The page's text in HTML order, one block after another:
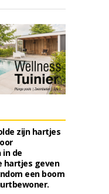
zijn hartjes
in de
hartjes geven
een boom